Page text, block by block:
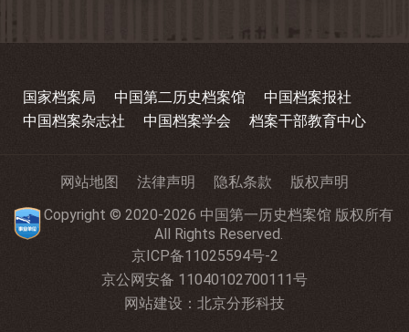
国家档案局 中国第二历史档案馆
中国档案报社
中国档案杂志社
中国档案学会 档案干部教育中心
网站地图 法律声明 隐私条款
版权声明
Copyright © 2020-2026 中国第一历史档案馆 版权所有
All Rights Reserved.
京ICP备11025594号-2
京公网安备 11040102700111号
网站建设 ： 北京分形科技